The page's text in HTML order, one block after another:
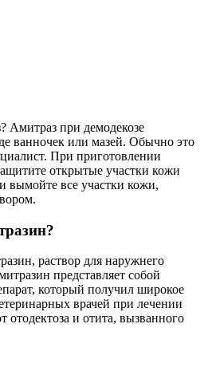
Амитраз при демодекозе
ванночек или мазей. Обычно это
При приготовлении
открытые участки кожи
вымойте все участки кожи,
раствор для наружнего
представляет собой
который получил широкое
врачей при лечении
и отита, вызванного